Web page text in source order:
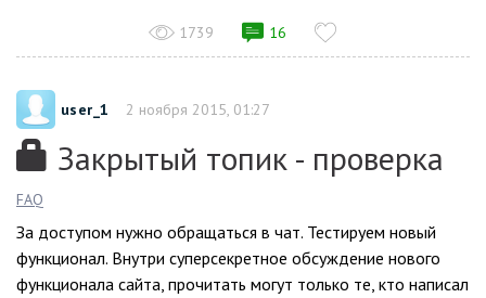
1739 16
user_1 2 ноября 2015, 01:27
Закрытый топик - проверка
FAQ
За доступом нужно обращаться в чат. Тестируем новый
функционал. Внутри суперсекретное обсуждение нового
функционала сайта, прочитать могут только те, кто написал